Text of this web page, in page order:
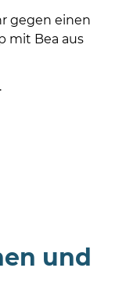
gegen einen
mit Bea aus
und